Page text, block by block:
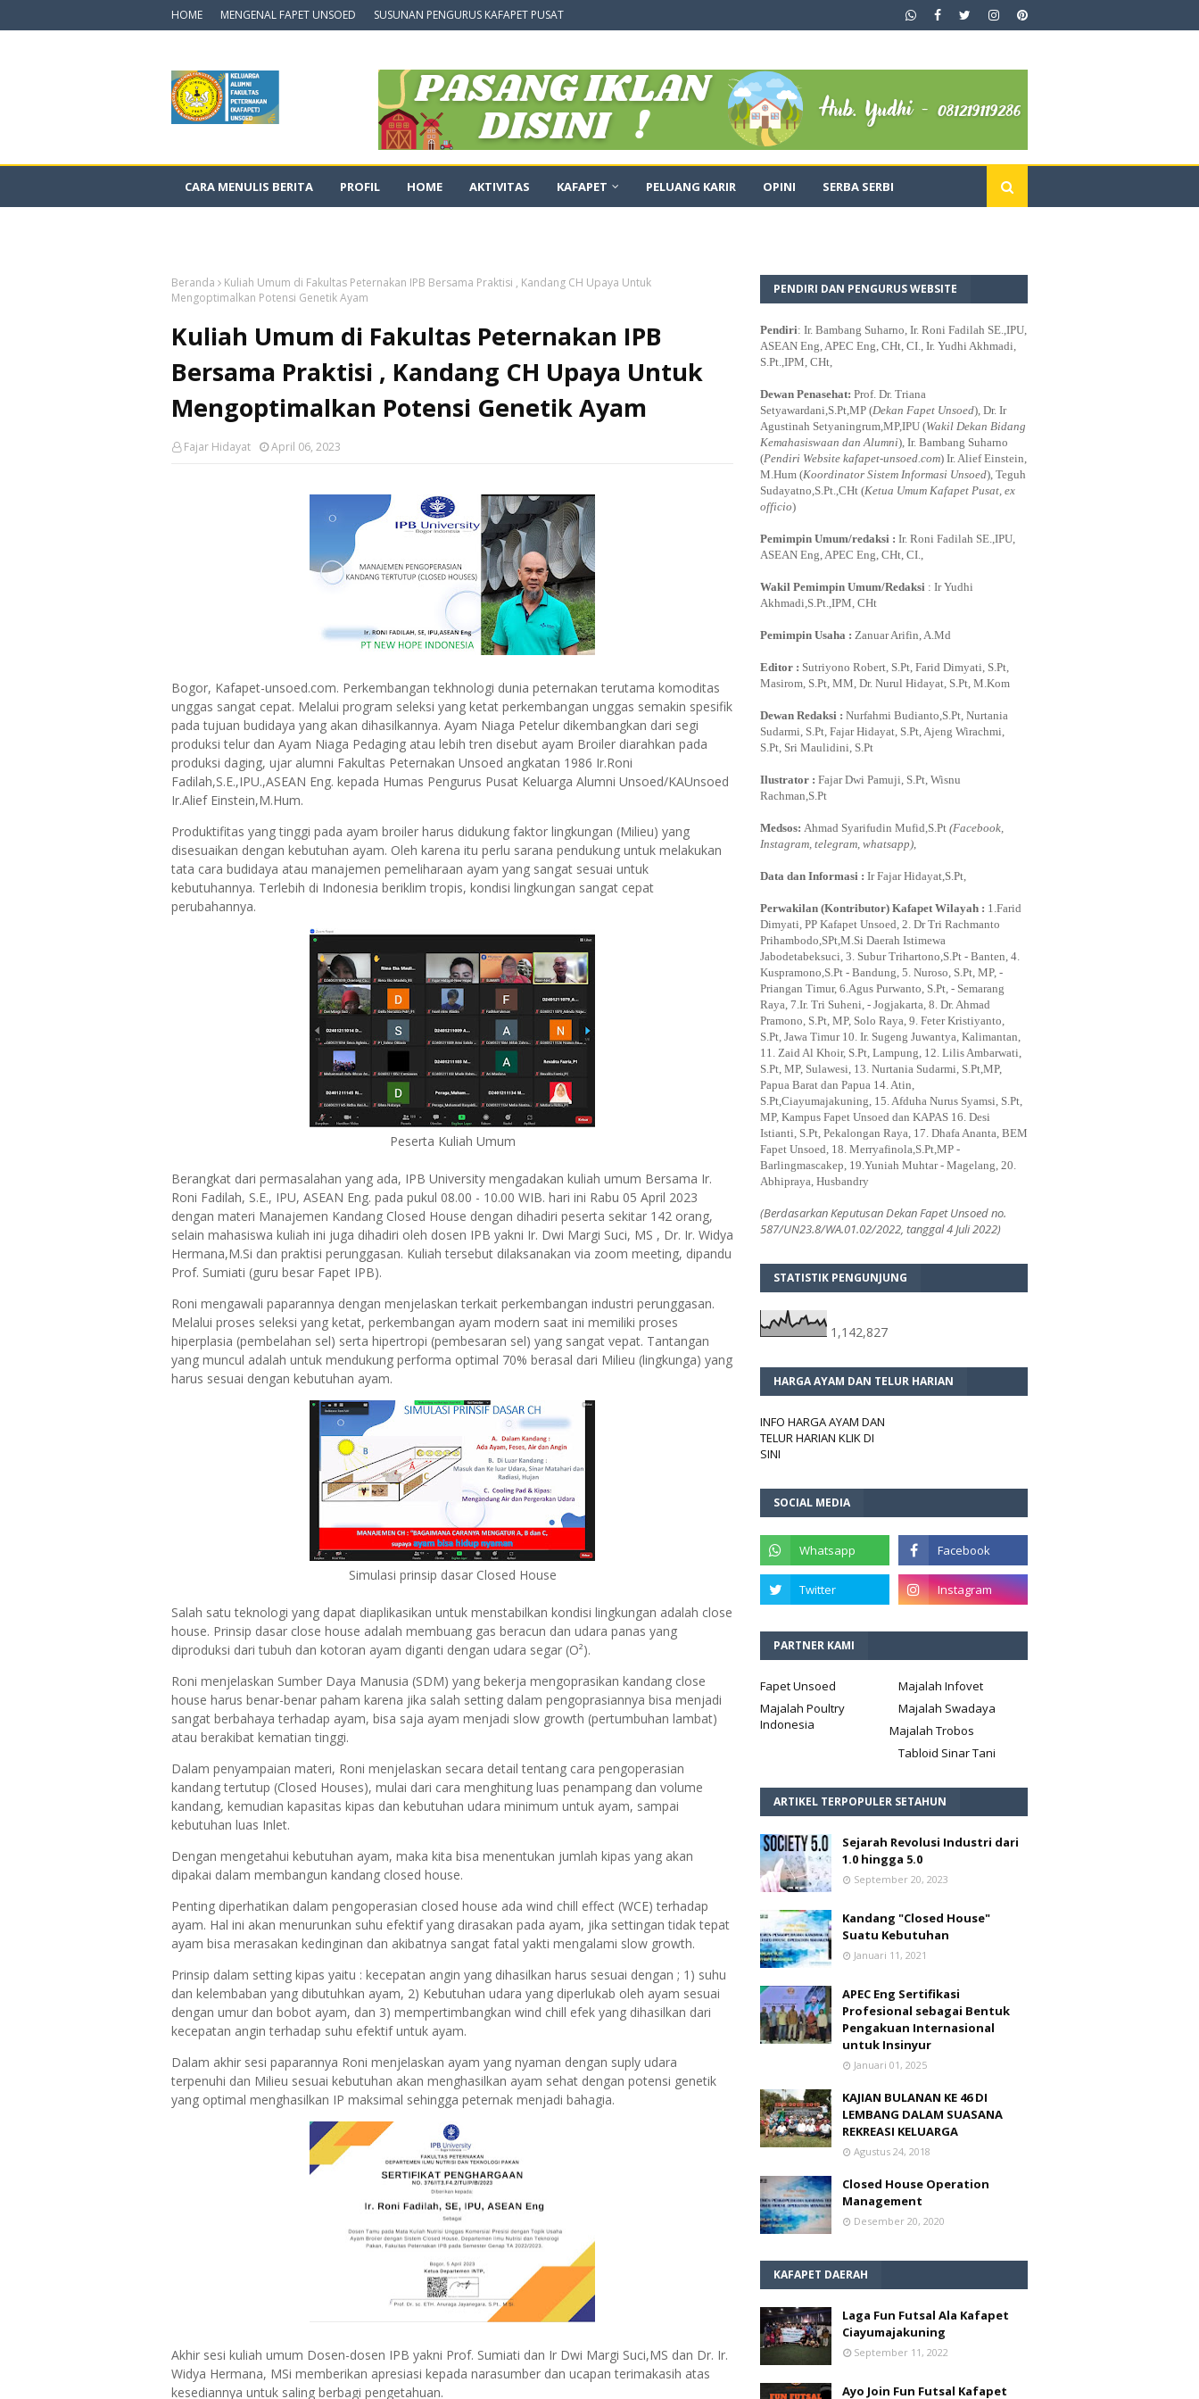
HOME MENGENAL FAPET UNSOED SUSUNAN PENGURUS KAFAPET PUSAT
CARA MENULIS BERITA PROFIL HOME AKTIVITAS KAFAPET PELUANG KARIR OPINI SERBA SERBI
Beranda
Kuliah Umum di Fakultas Peternakan IPB Bersama Praktisi , Kandang CH Upaya Untuk
Mengoptimalkan Potensi Genetik Ayam
Kuliah Umum di Fakultas Peternakan IPB
Bersama Praktisi , Kandang CH Upaya Untuk
Mengoptimalkan Potensi Genetik Ayam
Fajar Hidayat April 06, 2023
Bogor, Kafapet-unsoed.com. Perkembangan tekhnologi dunia peternakan terutama komoditas
unggas sangat cepat. Melalui program seleksi yang ketat perkembangan unggas semakin spesifik
pada tujuan budidaya yang akan dihasilkannya. Ayam Niaga Petelur dikembangkan dari segi
produksi telur dan Ayam Niaga Pedaging atau lebih tren disebut ayam Broiler diarahkan pada
produksi daging, ujar alumni Fakultas Peternakan Unsoed angkatan 1986 Ir.Roni
Fadilah,S.E.,IPU.,ASEAN Eng. kepada Humas Pengurus Pusat Keluarga Alumni Unsoed/KAUnsoed
Ir.Alief Einstein,M.Hum.
Produktifitas yang tinggi pada ayam broiler harus didukung faktor lingkungan (Milieu) yang
disesuaikan dengan kebutuhan ayam. Oleh karena itu perlu sarana pendukung untuk melakukan
tata cara budidaya atau manajemen pemeliharaan ayam yang sangat sesuai untuk
kebutuhannya. Terlebih di Indonesia beriklim tropis, kondisi lingkungan sangat cepat
perubahannya.
Peserta Kuliah Umum
Berangkat dari permasalahan yang ada, IPB University mengadakan kuliah umum Bersama Ir.
Roni Fadilah, S.E., IPU, ASEAN Eng. pada pukul 08.00 - 10.00 WIB. hari ini Rabu 05 April 2023
dengan materi Manajemen Kandang Closed House dengan dihadiri peserta sekitar 142 orang,
selain mahasiswa kuliah ini juga dihadiri oleh dosen IPB yakni Ir. Dwi Margi Suci, MS , Dr. Ir. Widya
Hermana,M.Si dan praktisi perunggasan. Kuliah tersebut dilaksanakan via zoom meeting, dipandu
Prof. Sumiati (guru besar Fapet IPB).
Roni mengawali paparannya dengan menjelaskan terkait perkembangan industri perunggasan.
Melalui proses seleksi yang ketat, perkembangan ayam modern saat ini memiliki proses
hiperplasia (pembelahan sel) serta hipertropi (pembesaran sel) yang sangat vepat. Tantangan
yang muncul adalah untuk mendukung performa optimal 70% berasal dari Milieu (lingkunga) yang
harus sesuai dengan kebutuhan ayam.
Simulasi prinsip dasar Closed House
Salah satu teknologi yang dapat diaplikasikan untuk menstabilkan kondisi lingkungan adalah close
house. Prinsip dasar close house adalah membuang gas beracun dan udara panas yang
diproduksi dari tubuh dan kotoran ayam diganti dengan udara segar (O²).
Roni menjelaskan Sumber Daya Manusia (SDM) yang bekerja mengoprasikan kandang close
house harus benar-benar paham karena jika salah setting dalam pengoprasiannya bisa menjadi
sangat berbahaya terhadap ayam, bisa saja ayam menjadi slow growth (pertumbuhan lambat)
atau berakibat kematian tinggi.
Dalam penyampaian materi, Roni menjelaskan secara detail tentang cara pengoperasian
kandang tertutup (Closed Houses), mulai dari cara menghitung luas penampang dan volume
kandang, kemudian kapasitas kipas dan kebutuhan udara minimum untuk ayam, sampai
kebutuhan luas Inlet.
Dengan mengetahui kebutuhan ayam, maka kita bisa menentukan jumlah kipas yang akan
dipakai dalam membangun kandang closed house.
Penting diperhatikan dalam pengoperasian closed house ada wind chill effect (WCE) terhadap
ayam. Hal ini akan menurunkan suhu efektif yang dirasakan pada ayam, jika settingan tidak tepat
ayam bisa merasakan kedinginan dan akibatnya sangat fatal yakti mengalami slow growth.
Prinsip dalam setting kipas yaitu : kecepatan angin yang dihasilkan harus sesuai dengan ; 1) suhu
dan kelembaban yang dibutuhkan ayam, 2) Kebutuhan udara yang diperlukab oleh ayam sesuai
dengan umur dan bobot ayam, dan 3) mempertimbangkan wind chill efek yang dihasilkan dari
kecepatan angin terhadap suhu efektif untuk ayam.
Dalam akhir sesi paparannya Roni menjelaskan ayam yang nyaman dengan suply udara
terpenuhi dan Milieu sesuai kebutuhan akan menghasilkan ayam sehat dengan potensi genetik
yang optimal menghasilkan IP maksimal sehingga peternak menjadi bahagia.
Akhir sesi kuliah umum Dosen-dosen IPB yakni Prof. Sumiati dan Ir Dwi Margi Suci,MS dan Dr. Ir.
Widya Hermana, MSi memberikan apresiasi kepada narasumber dan ucapan terimakasih atas
kesediannya untuk saling berbagi pengetahuan.
PENDIRI DAN PENGURUS WEBSITE
Pendiri: Ir. Bambang Suharno, Ir. Roni Fadilah SE.,IPU,
ASEAN Eng, APEC Eng, CHt, CI., Ir. Yudhi Akhmadi,
S.Pt.,IPM, CHt,
Dewan Penasehat: Prof. Dr. Triana
Setyawardani,S.Pt,MP (Dekan Fapet Unsoed), Dr. Ir
Agustinah Setyaningrum,MP,IPU (Wakil Dekan Bidang
Kemahasiswaan dan Alumni), Ir. Bambang Suharno
(Pendiri Website kafapet-unsoed.com) Ir. Alief Einstein,
M.Hum (Koordinator Sistem Informasi Unsoed), Teguh
Sudayatno,S.Pt.,CHt (Ketua Umum Kafapet Pusat, ex
officio)
Pemimpin Umum/redaksi : Ir. Roni Fadilah SE.,IPU,
ASEAN Eng, APEC Eng, CHt, CI.,
Wakil Pemimpin Umum/Redaksi : Ir Yudhi
Akhmadi,S.Pt.,IPM, CHt
Pemimpin Usaha : Zanuar Arifin, A.Md
Editor : Sutriyono Robert, S.Pt, Farid Dimyati, S.Pt,
Masirom, S.Pt, MM, Dr. Nurul Hidayat, S.Pt, M.Kom
Dewan Redaksi : Nurfahmi Budianto,S.Pt, Nurtania
Sudarmi, S.Pt, Fajar Hidayat, S.Pt, Ajeng Wirachmi,
S.Pt, Sri Maulidini, S.Pt
Ilustrator : Fajar Dwi Pamuji, S.Pt, Wisnu
Rachman,S.Pt
Medsos: Ahmad Syarifudin Mufid,S.Pt (Facebook,
Instagram, telegram, whatsapp),
Data dan Informasi : Ir Fajar Hidayat,S.Pt,
Perwakilan (Kontributor) Kafapet Wilayah : 1.Farid
Dimyati, PP Kafapet Unsoed, 2. Dr Tri Rachmanto
Prihambodo,SPt,M.Si Daerah Istimewa
Jabodetabeksuci, 3. Subur Trihartono,S.Pt - Banten, 4.
Kuspramono,S.Pt - Bandung, 5. Nuroso, S.Pt, MP, -
Priangan Timur, 6.Agus Purwanto, S.Pt, - Semarang
Raya, 7.Ir. Tri Suheni, - Jogjakarta, 8. Dr. Ahmad
Pramono, S.Pt, MP, Solo Raya, 9. Feter Kristiyanto,
S.Pt, Jawa Timur 10. Ir. Sugeng Juwantya, Kalimantan,
11. Zaid Al Khoir, S.Pt, Lampung, 12. Lilis Ambarwati,
S.Pt, MP, Sulawesi, 13. Nurtania Sudarmi, S.Pt,MP,
Papua Barat dan Papua 14. Atin,
S.Pt,Ciayumajakuning, 15. Afduha Nurus Syamsi, S.Pt,
MP, Kampus Fapet Unsoed dan KAPAS 16. Desi
Istianti, S.Pt, Pekalongan Raya, 17. Dhafa Ananta, BEM
Fapet Unsoed, 18. Merryafinola,S.Pt,MP -
Barlingmascakep, 19.Yuniah Muhtar - Magelang, 20.
Abhipraya, Husbandry
(Berdasarkan Keputusan Dekan Fapet Unsoed no.
587/UN23.8/WA.01.02/2022, tanggal 4 Juli 2022)
STATISTIK PENGUNJUNG
1,142,827
HARGA AYAM DAN TELUR HARIAN
INFO HARGA AYAM DAN
TELUR HARIAN KLIK DI
SINI
SOCIAL MEDIA
PARTNER KAMI
Fapet Unsoed
Majalah Infovet
Majalah Poultry
Indonesia
Majalah Swadaya
Majalah Trobos
Tabloid Sinar Tani
ARTIKEL TERPOPULER SETAHUN
Sejarah Revolusi Industri dari
1.0 hingga 5.0
September 20, 2023
Kandang "Closed House"
Suatu Kebutuhan
Januari 11, 2021
APEC Eng Sertifikasi
Profesional sebagai Bentuk
Pengakuan Internasional
untuk Insinyur
Januari 01, 2025
KAJIAN BULANAN KE 46 DI
LEMBANG DALAM SUASANA
REKREASI KELUARGA
Agustus 24, 2018
Closed House Operation
Management
Desember 20, 2020
KAFAPET DAERAH
Laga Fun Futsal Ala Kafapet
Ciayumajakuning
September 11, 2022
Ayo Join Fun Futsal Kafapet